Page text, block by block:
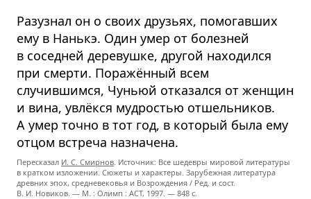
Разузнал он о своих друзьях, помогавших
ему в Нанькэ. Один умер от болезней
в соседней деревушке, другой находился
при смерти. Поражённый всем
случившимся, Чуньюй отказался от женщин
и вина, увлёкся мудростью отшельников.
А умер точно в тот год, в который была ему
отцом встреча назначена.
Пересказал И. С. Смирнов. Источник: Все шедевры мировой литературы
в кратком изложении. Сюжеты и характеры. Зарубежная литература
древних эпох, средневековья и Возрождения / Ред. и сост.
В. И. Новиков. — М. : Олимп : ACT, 1997. — 848 с.